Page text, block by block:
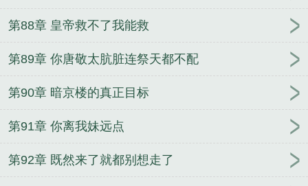
第88章 皇帝救不了我能救
第89章 你唐敬太肮脏连祭天都不配
第90章 暗京楼的真正目标
第91章 你离我妹远点
第92章 既然来了就都别想走了